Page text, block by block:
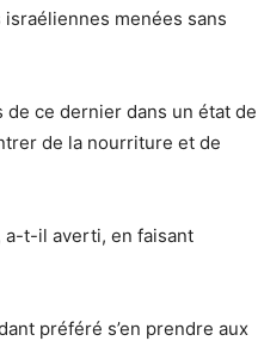
menées sans
de ce dernier dans un état de
de la nourriture et de
a-t-il averti, en faisant
préféré s’en prendre aux